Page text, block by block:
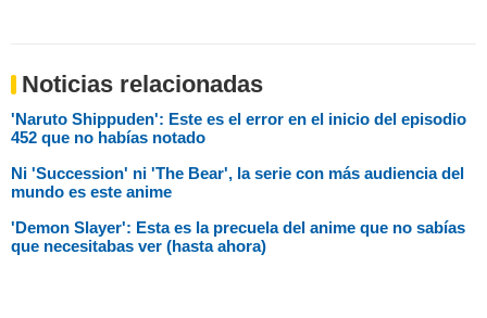
Noticias relacionadas
'Naruto Shippuden': Este es el error en el inicio del episodio
452 que no habías notado
Ni 'Succession' ni 'The Bear', la serie con más audiencia del
mundo es este anime
'Demon Slayer': Esta es la precuela del anime que no sabías
que necesitabas ver (hasta ahora)